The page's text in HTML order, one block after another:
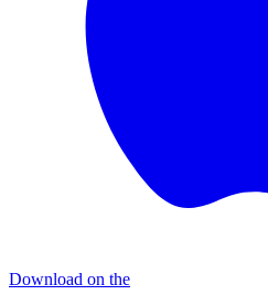
Download on the